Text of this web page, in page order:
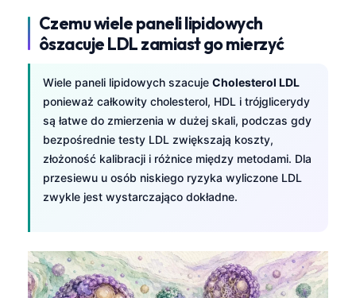
Czemu wiele paneli lipidowych
ôszacuje LDL zamiast go mierzyć
Wiele paneli lipidowych szacuje Cholesterol LDL
ponieważ całkowity cholesterol, HDL i trójglicerydy
są łatwe do zmierzenia w dużej skali, podczas gdy
bezpośrednie testy LDL zwiększają koszty,
złożoność kalibracji i różnice między metodami. Dla
przesiewu u osób niskiego ryzyka wyliczone LDL
zwykle jest wystarczająco dokładne.